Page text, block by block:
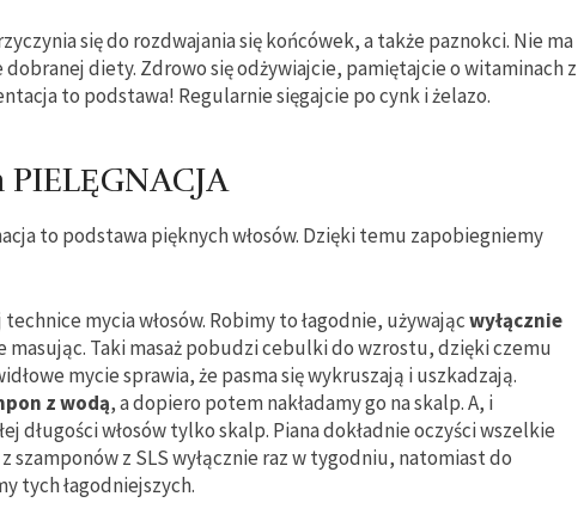
się do rozdwajania się końcówek, a także paznokci. Nie ma
diety. Zdrowo się odżywiajcie, pamiętajcie o witaminach z
to podstawa! Regularnie sięgajcie po cynk i żelazo.
to podstawa pięknych włosów. Dzięki temu zapobiegniemy
mycia włosów. Robimy to łagodnie, używającwyłącznie
masując. Taki masaż pobudzi cebulki do wzrostu, dzięki czemu
mycie sprawia, że pasma się wykruszają i uszkadzają.
z wodą, a dopiero potem nakładamy go na skalp. A, i
długości włosów tylko skalp. Piana dokładnie oczyści wszelkie
szamponów z SLS wyłącznie raz w tygodniu, natomiast do
tych łagodniejszych.